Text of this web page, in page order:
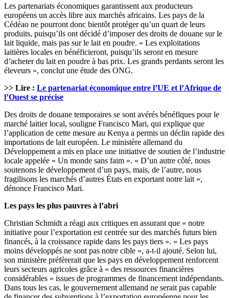
Les partenariats économiques garantissent aux producteurs
européens un accès libre aux marchés africains. Les pays de la
Cédéao ne pourront donc bientôt protéger qu’un quart de leurs
produits, puisqu’ils ont décidé d’imposer des droits de douane sur le
lait liquide, mais pas sur le lait en poudre. « Les exploitations
laitières locales en bénéficieront, puisqu’ils seront en mesure
d’acheter du lait en poudre à bas prix. Les grands perdants seront les
éleveurs », conclut une étude des ONG.
>> Lire : Le partenariat économique entre l’UE et l’Afrique de
l’Ouest se précise
Des droits de douane temporaires se sont avérés bénéfiques pour le
marché laitier local, souligne Francisco Mari, qui explique que
l’application de cette mesure au Kenya a permis un déclin rapide des
importations de lait européen. Le ministère allemand du
Développement a mis en place une initiative de soutien de l’industrie
locale appelée « Un monde sans faim ». « D’un autre côté, nous
soutenons le développement d’un pays, mais, de l’autre, nous
fragilisons les marchés d’autres États en exportant notre lait »,
dénonce Francisco Mari.
Les pays les plus pauvres à l’abri
Christian Schmidt a réagi aux critiques en assurant que « notre
initiative pour l’exportation est centrée sur des marchés futurs bien
financés, à la croissance rapide dans les pays tiers ». « Les pays
moins développés ne sont pas notre cible », a-t-il ajouté. Selon lui,
son ministère préfèrerait que les pays en développement renforcent
leurs secteurs agricoles grâce à « des ressources financières
considérables » issues de programmes de financement indépendants.
Dans tous les cas, le gouvernement allemand ne serait pas capable